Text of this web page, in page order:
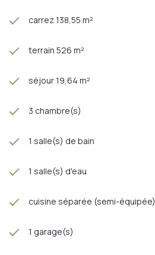
carrez 138,55 m²
terrain 526 m²
séjour 19,64 m²
3 chambre(s)
1 salle(s) de bain
1 salle(s) d'eau
cuisine séparée (semi-équipée)
1 garage(s)